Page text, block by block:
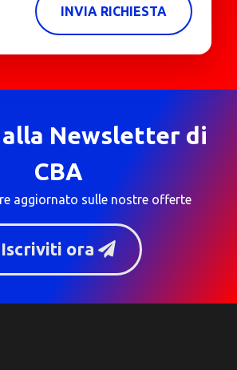
INVIA RICHIESTA
Newsletter di
CBA
aggiornato sulle nostre offerte
Iscriviti ora